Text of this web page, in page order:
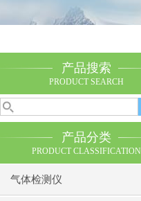
产品搜索
PRODUCT SEARCH
产品分类
PRODUCT CLASSIFICATION
气体检测仪